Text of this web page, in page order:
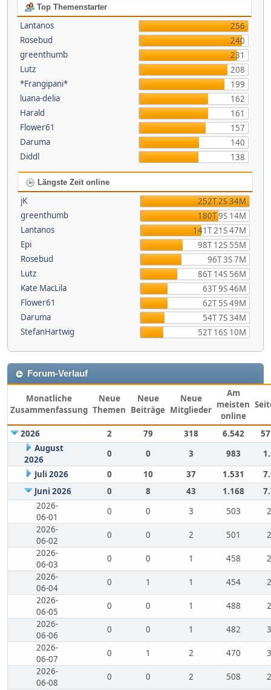
Top Themenstarter
Lantanos
256
Rosebud
240
greenthumb
231
Lutz
208
*Frangipani*
199
luana-delia
162
Harald
161
Flower61
157
Daruma
140
Diddl
138
Längste Zeit online
jK
252T 2S 34M
greenthumb
180T 9S 14M
Lantanos
141T 21S 47M
Epi
98T 12S 55M
Rosebud
96T 3S 7M
Lutz
86T 14S 56M
Kate MacLila
63T 9S 46M
Flower61
62T 5S 49M
Daruma
54T 7S 34M
StefanHartwig
52T 16S 10M
Forum-Verlauf
Monatliche
Zusammenfassung
Neue
Themen
Neue
Beiträge
Neue
Mitglieder
Am
meisten
online
2026 2 79 318 6.542
August
2026
0 0 3 983
Juli 2026
0 10 37 1.531
Juni 2026
0 8 43 1.168
2026-
06-01
0 0 3 503
2026-
06-02
0 0 2 501
2026-
06-03
0 0 1 458
2026-
06-04
0 1 1 454
2026-
06-05
0 0 1 488
2026-
06-06
0 0 1 482
2026-
06-07
0 1 2 470
2026-
06-08
0 0 2 508